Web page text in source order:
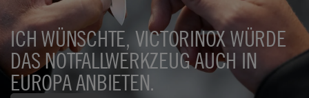
ICH WÜNSCHTE, VICTORINOX WÜRDE
DAS NOTFALLWERKZEUG AUCH IN
EUROPA ANBIETEN.